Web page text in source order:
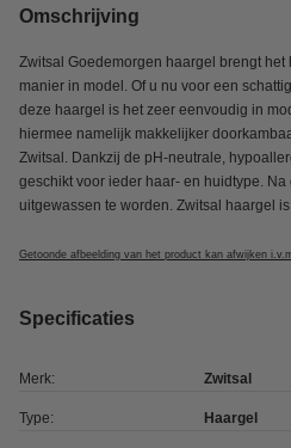
Omschrijving
Zwitsal Goedemorgen haargel brengt
manier in model. Of u nu voor een
deze haargel is het zeer eenvoudig in
hiermee namelijk makkelijker
Zwitsal. Dankzij de pH-neutrale,
geschikt voor ieder haar- en huidtype.
uitgewassen te worden. Zwitsal haargel
Getoonde afbeelding van het product kan afwijken
Specificaties
Merk: Zwitsal
Type: Haargel